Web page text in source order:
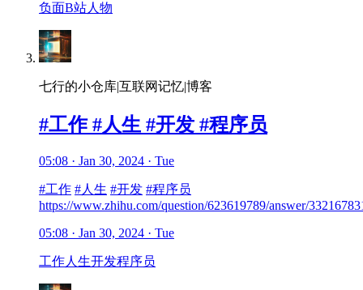
负面B站人物
七行的小仓库|互联网记忆|博客
#工作 #人生 #开发 #程序员
05:08 · Jan 30, 2024 · Tue
#工作 #人生 #开发 #程序员
https://www.zhihu.com/question/623619789/answer/
05:08 · Jan 30, 2024 · Tue
工作人生开发程序员